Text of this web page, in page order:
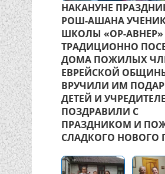
НАКАНУНЕ
РОШ-АШАНА
ШКОЛЫ «ОР-АВНЕР»
ТРАДИЦИОННО
ДОМА ПОЖИЛЫХ
ЕВРЕЙСКОЙ
ВРУЧИЛИ ИМ
ДЕТЕЙ И
ПОЗДРАВИЛИ С
ПРАЗДНИКОМ И
СЛАДКОГО НОВОГО